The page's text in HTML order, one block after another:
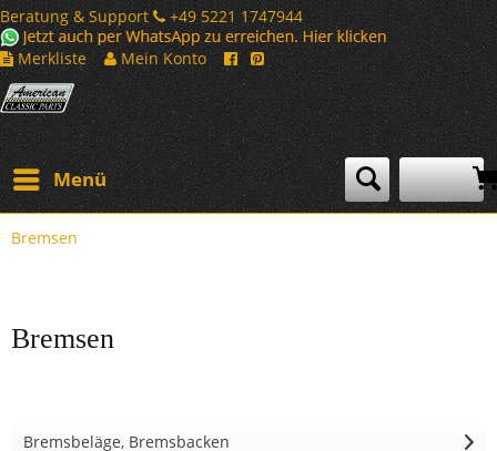
Beratung & Support
+49 5221 1747944
Merkliste
Mein Konto
Menü
Bremsen
Bremsen
Bremsbeläge, Bremsbacken